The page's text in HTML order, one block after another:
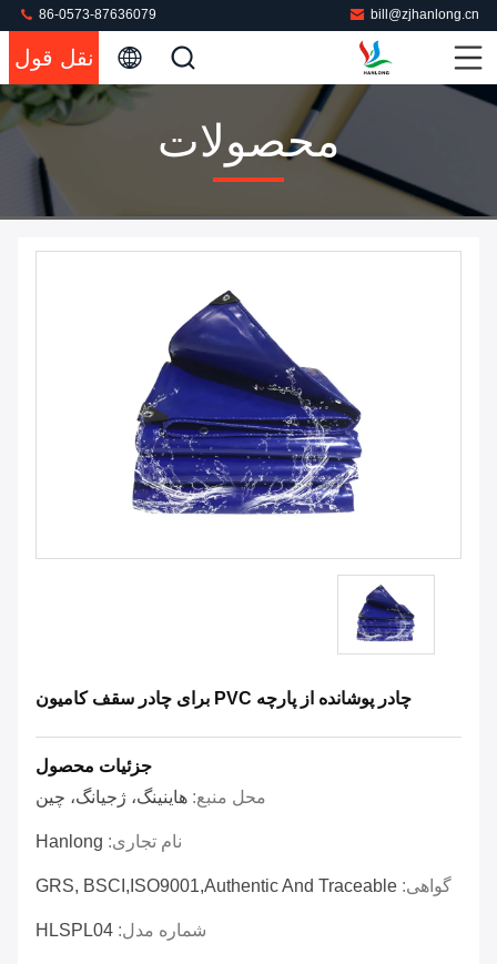
bill@zjhanlong.cn
86-0573-87636079
نقل قول
محصولات
چادر پوشانده از پارچه PVC برای چادر سقف کامیون
جزئیات محصول
محل منبع: هاینینگ، ژجیانگ، چین
نام تجاری: Hanlong
گواهی: GRS, BSCI,ISO9001,Authentic And Traceable
شماره مدل: HLSPL04